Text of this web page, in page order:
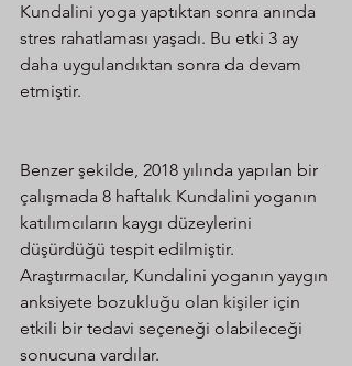
Kundalini yoga yaptıktan sonra anında
stres rahatlaması yaşadı. Bu etki 3 ay
daha uygulandıktan sonra da devam
etmiştir.
Benzer şekilde, 2018 yılında yapılan bir
çalışmada 8 haftalık Kundalini yoganın
katılımcıların kaygı düzeylerini
düşürdüğü tespit edilmiştir.
Araştırmacılar, Kundalini yoganın yaygın
anksiyete bozukluğu olan kişiler için
etkili bir tedavi seçeneği olabileceği
sonucuna vardılar.